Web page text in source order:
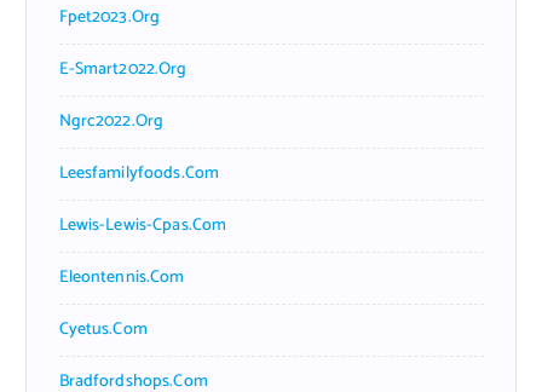
Fpet2023.org
E-Smart2022.org
Ngrc2022.org
Leesfamilyfoods.com
Lewis-Lewis-Cpas.com
Eleontennis.com
Cyetus.com
Bradfordshops.com